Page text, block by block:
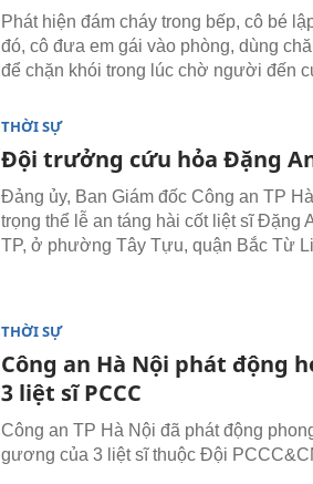
Phát hiện đám cháy trong bếp, cô bé
đó, cô đưa em gái vào phòng, dùng
để chặn khói trong lúc chờ người đến
THỜI SỰ
Đội trưởng cứu hỏa Đặng
Đảng ủy, Ban Giám đốc Công an TP
trọng thể lễ an táng hài cốt liệt sĩ Đặng
TP, ở phường Tây Tựu, quận Bắc Từ
THỜI SỰ
Công an Hà Nội phát động
3 liệt sĩ PCCC
Công an TP Hà Nội đã phát động
gương của 3 liệt sĩ thuộc Đội